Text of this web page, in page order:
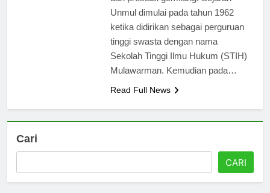
dan prestasi gemilang. Sejarah
Unmul dimulai pada tahun 1962
ketika didirikan sebagai perguruan
tinggi swasta dengan nama
Sekolah Tinggi Ilmu Hukum (STIH)
Cari
CARI